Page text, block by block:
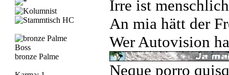
Boss
bronze Palme
Irre ist
An mia hätt der
Wer Autovision
Neque porro